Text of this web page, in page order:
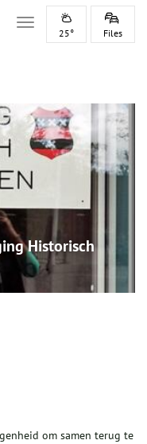
Toggle navigation
25° Files
Historisch
om samen terug te